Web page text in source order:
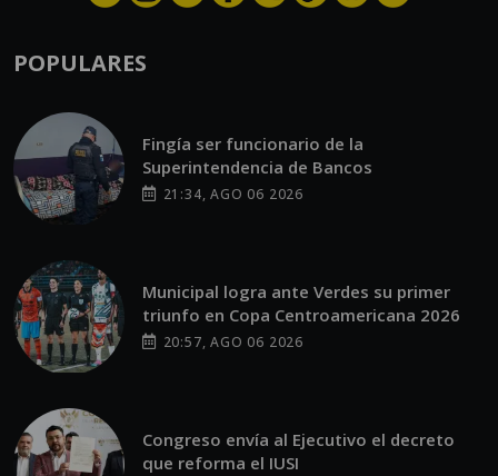
POPULARES
Fingía ser funcionario de la
Superintendencia de Bancos
21:34, AGO 06 2026
Municipal logra ante Verdes su primer
triunfo en Copa Centroamericana 2026
20:57, AGO 06 2026
Congreso envía al Ejecutivo el decreto
que reforma el IUSI